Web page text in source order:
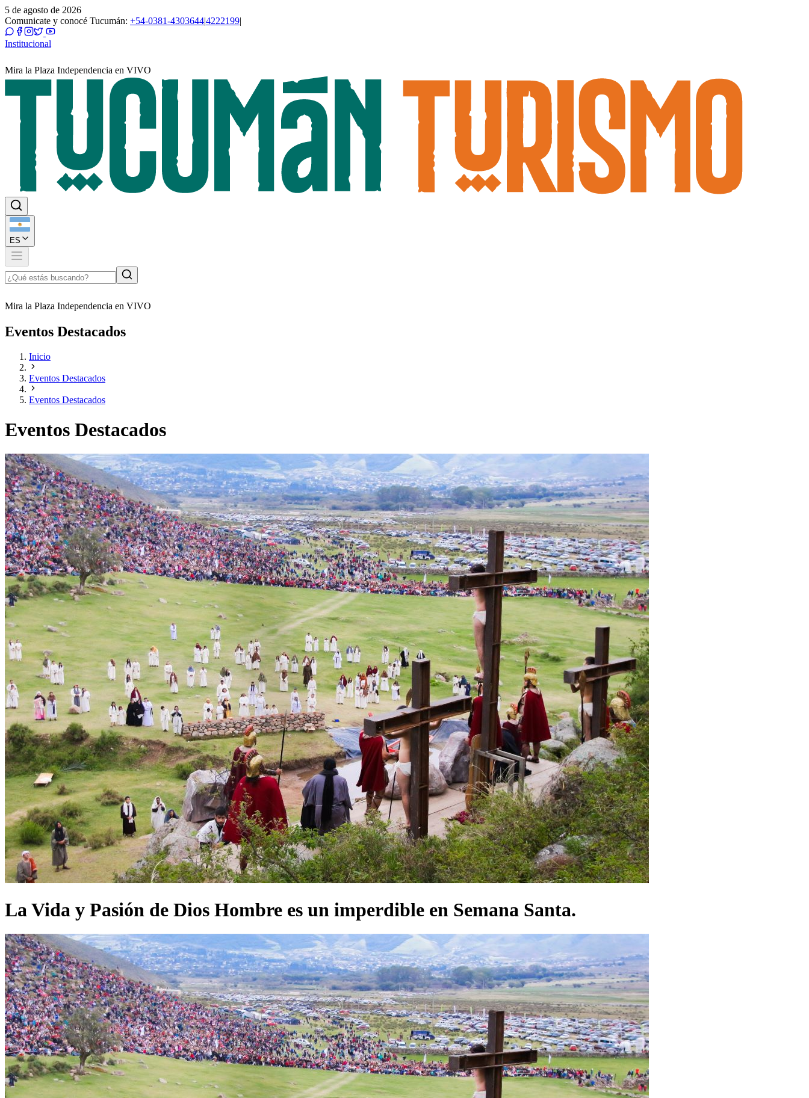
5 de agosto de 2026
Comunicate y conocé Tucumán: +54-0381-4303644|4222199|
Institucional
Mira la Plaza Independencia en VIVO
ES
Mira la Plaza Independencia en VIVO
Eventos Destacados
Inicio
Eventos Destacados
Eventos Destacados
Eventos Destacados
La Vida y Pasión de Dios Hombre es un imperdible en Semana Santa.